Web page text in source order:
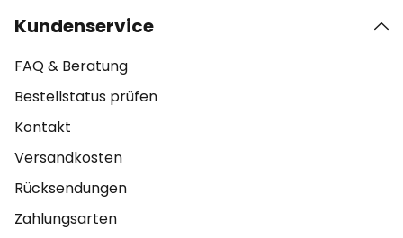
Kundenservice
FAQ & Beratung
Bestellstatus prüfen
Kontakt
Versandkosten
Rücksendungen
Zahlungsarten